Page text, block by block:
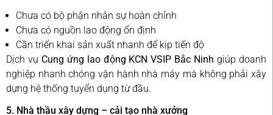
Chưa có bộ phận nhân sự hoàn chỉnh
Chưa có nguồn lao động ổn định
Cần triển khai sản xuất nhanh để kịp tiến độ
Dịch vụ Cung ứng lao động KCN VSIP Bắc Ninh giúp doanh
nghiệp nhanh chóng vận hành nhà máy mà không phải xây
dựng hệ thống tuyển dụng từ đầu.
5. Nhà thầu xây dựng – cải tạo nhà xưởng